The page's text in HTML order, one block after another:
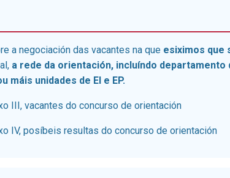
a negociación das vacantes na que esiximos que
a rede da orientación, incluíndo departamento
unidades de EI e EP.
III, vacantes do concurso de orientación
IV, posíbeis resultas do concurso de orientación